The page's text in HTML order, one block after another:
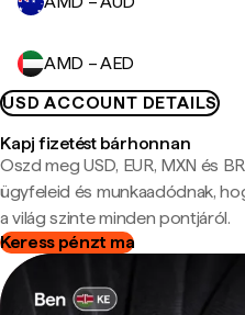
AMD – AED
USD ACCOUNT DETAILS
Kapj fizetést bárhonnan
Oszd meg USD, EUR, MXN és
ügyfeleid és munkaadódnak,
a világ szinte minden pontjáról.
Keress pénzt ma